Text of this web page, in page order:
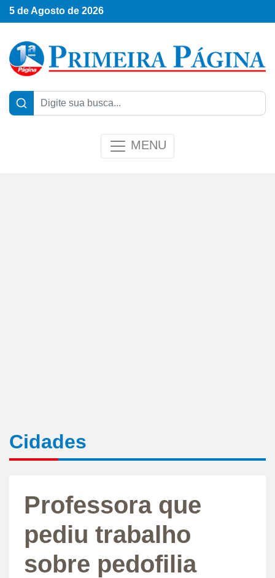
5 de Agosto de 2026
MENU
Cidades
Professora que
pediu trabalho
sobre pedofilia